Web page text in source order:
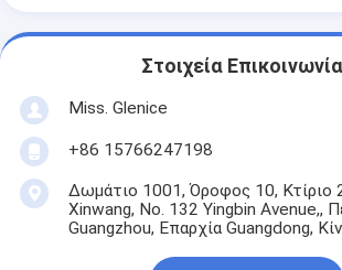
Στοιχεία
Miss. Glenice
+86 15766247198
Δωμάτιο 1001, Όροφος 10, Κτίριο
Xinwang, No. 132 Yingbin Avenue,,
Guangzhou, Επαρχία Guangdong,